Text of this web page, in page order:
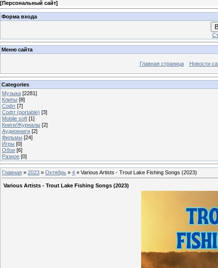
[Персональный сайт]
Форма входа
Меню сайта
Главная страница Новости
Categories
Музыка [2281]
Клипы [8]
Софт [7]
Софт (portable) [3]
Mobile soft [1]
Книги/Журналы [2]
Аудиокниги [2]
Фильмы [24]
Игры [0]
Обои [6]
Разное [0]
Главная » 2023 » Октябрь » 4 » Various Artists - Trout Lake Fishing Songs (2023)
Various Artists - Trout Lake Fishing Songs (2023)